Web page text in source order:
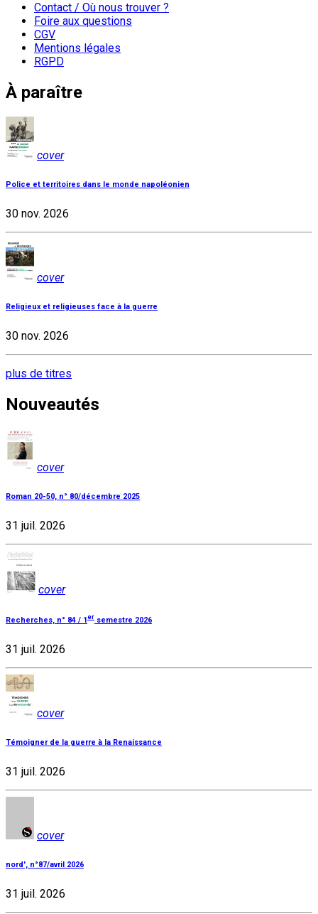
Contact / Où nous trouver ?
Foire aux questions
CGV
Mentions légales
RGPD
À paraître
cover
Police et territoires dans le monde napoléonien
30 nov. 2026
cover
Religieux et religieuses face à la guerre
30 nov. 2026
plus de titres
Nouveautés
cover
Roman 20-50, n° 80/décembre 2025
31 juil. 2026
cover
Recherches, n° 84 / 1 er semestre 2026
31 juil. 2026
cover
Témoigner de la guerre à la Renaissance
31 juil. 2026
cover
nord', n°87/avril 2026
31 juil. 2026